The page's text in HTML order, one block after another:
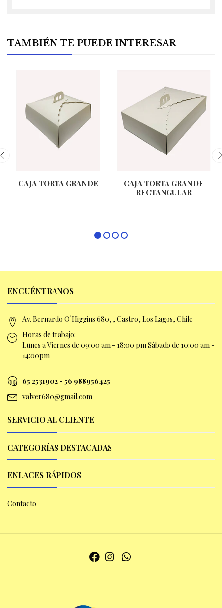
TAMBIÉN TE PUEDE INTERESAR
CAJA TORTA GRANDE
CAJA TORTA GRANDE
RECTANGULAR
ENCUÉNTRANOS
Av. Bernardo O`Higgins 680, , Castro, Los Lagos, Chile
Horas de trabajo:
Lunes a Viernes de 09:00 am - 18:00 pm Sábado de 10:00 am -
14:00pm
65 2531902 - 56 988956425
valver680@gmail.com
SERVICIO AL CLIENTE
CATEGORÍAS DESTACADAS
ENLACES RÁPIDOS
Contacto